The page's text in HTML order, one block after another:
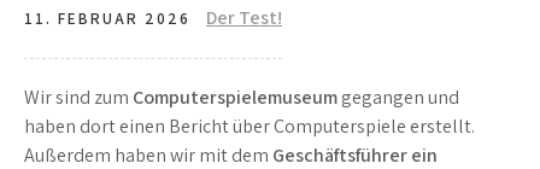
11. FEBRUAR 2026 Der Test!
Wir sind zum Computerspielemuseumgegangen und
haben dort einen Bericht über Computerspiele erstellt.
Außerdem haben wir mit dem Geschäftsführer ein